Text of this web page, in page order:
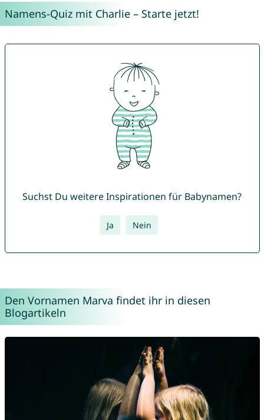
Namens-Quiz mit Charlie – Starte jetzt!
Suchst Du weitere Inspirationen für Babynamen?
Ja Nein
Den Vornamen Marva findet ihr in diesen
Blogartikeln